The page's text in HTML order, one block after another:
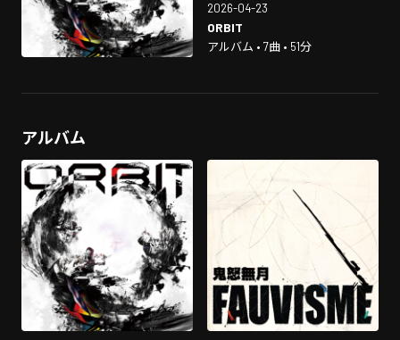
2026-04-23
ORBIT
アルバム • 7曲 • 51分
アルバム